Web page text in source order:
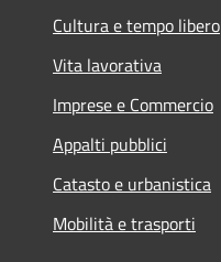
Cultura e tempo libero
Vita lavorativa
Imprese e Commercio
Appalti pubblici
Catasto e urbanistica
Mobilità e trasporti